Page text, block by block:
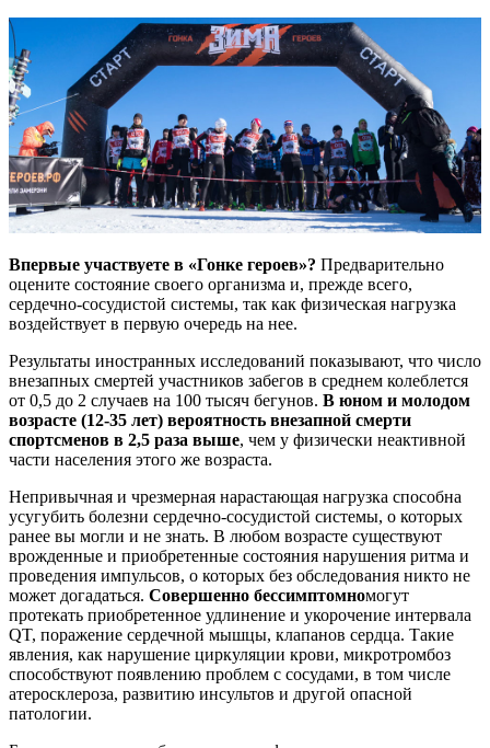
Впервые участвуете в «Гонке героев»? Предварительно
оцените состояние своего организма и, прежде всего,
сердечно-сосудистой системы, так как физическая нагрузка
воздействует в первую очередь на нее.
Результаты иностранных исследований показывают, что число
внезапных смертей участников забегов в среднем колеблется
от 0,5 до 2 случаев на 100 тысяч бегунов. В юном и молодом
возрасте (12-35 лет) вероятность внезапной смерти
спортсменов в 2,5 раза выше, чем у физически неактивной
части населения этого же возраста.
Непривычная и чрезмерная нарастающая нагрузка способна
усугубить болезни сердечно-сосудистой системы, о которых
ранее вы могли и не знать. В любом возрасте существуют
врожденные и приобретенные состояния нарушения ритма и
проведения импульсов, о которых без обследования никто не
может догадаться. Совершенно бессимптомномогут
протекать приобретенное удлинение и укорочение интервала
QT, поражение сердечной мышцы, клапанов сердца. Такие
явления, как нарушение циркуляции крови, микротромбоз
способствуют появлению проблем с сосудами, в том числе
атеросклероза, развитию инсультов и другой опасной
патологии.